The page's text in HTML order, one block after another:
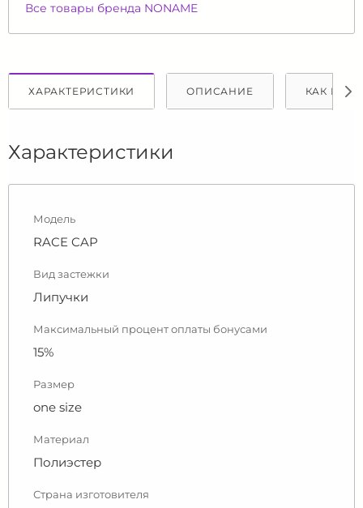
Все товары бренда NONAME
ХАРАКТЕРИСТИКИ ОПИСАНИЕ КАК
Характеристики
Модель
RACE CAP
Вид застежки
Липучки
Максимальный процент оплаты бонусами
15%
Размер
one size
Материал
Полиэстер
Страна изготовителя